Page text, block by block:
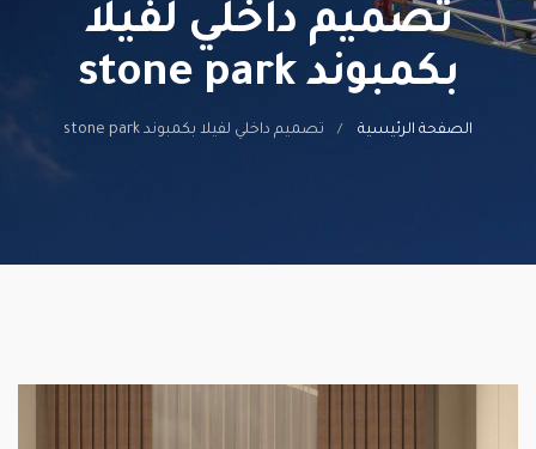
تصميم داخلي لفيلا
بكمبوند stone park
الصفحة الرئيسية تصميم داخلي لفيلا بكمبوند stone park